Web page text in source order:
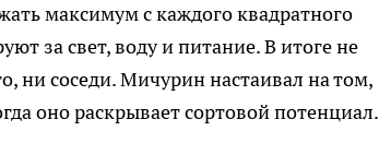
максимум с каждого квадратного
за свет, воду и питание. В итоге не
ни соседи. Мичурин настаивал на том,
оно раскрывает сортовой потенциал.